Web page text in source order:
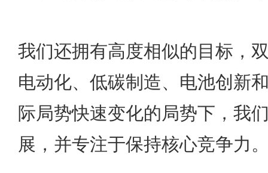
我们还拥有高度相似的目标，
电动化、低碳制造、电池创新
际局势快速变化的局势下，我
展，并专注于保持核心竞争力